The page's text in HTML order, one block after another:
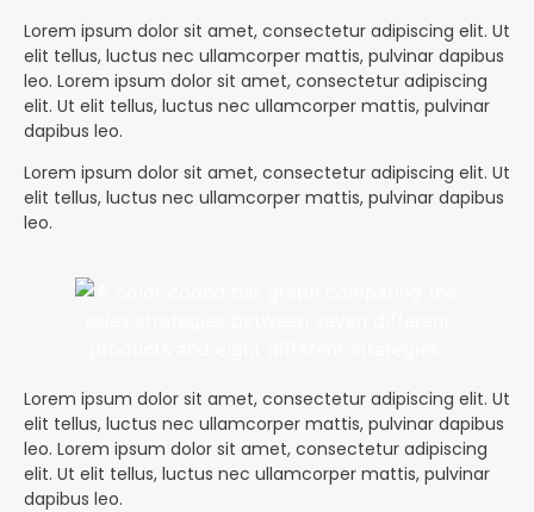
Lorem ipsum dolor sit amet, consectetur adipiscing elit. Ut
elit tellus, luctus nec ullamcorper mattis, pulvinar dapibus
leo. Lorem ipsum dolor sit amet, consectetur adipiscing
elit. Ut elit tellus, luctus nec ullamcorper mattis, pulvinar
dapibus leo.
Lorem ipsum dolor sit amet, consectetur adipiscing elit. Ut
elit tellus, luctus nec ullamcorper mattis, pulvinar dapibus
leo.
Lorem ipsum dolor sit amet, consectetur adipiscing elit. Ut
elit tellus, luctus nec ullamcorper mattis, pulvinar dapibus
leo. Lorem ipsum dolor sit amet, consectetur adipiscing
elit. Ut elit tellus, luctus nec ullamcorper mattis, pulvinar
dapibus leo.